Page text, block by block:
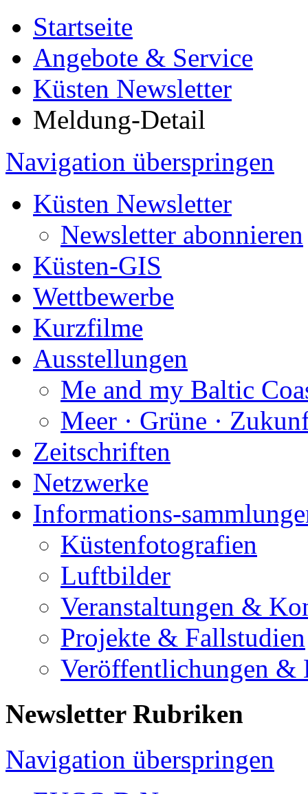
Startseite
Angebote & Service
Küsten Newsletter
Meldung-Detail
Navigation überspringen
Küsten Newsletter
Newsletter abonnieren
Küsten-GIS
Wettbewerbe
Kurzfilme
Ausstellungen
Me and my Baltic
Meer · Grüne ·
Zeitschriften
Netzwerke
Informations-
Küstenfotografien
Luftbilder
Veranstaltungen &
Projekte & Fallstudien
Veröffentlichungen &
Newsletter Rubriken
Navigation überspringen